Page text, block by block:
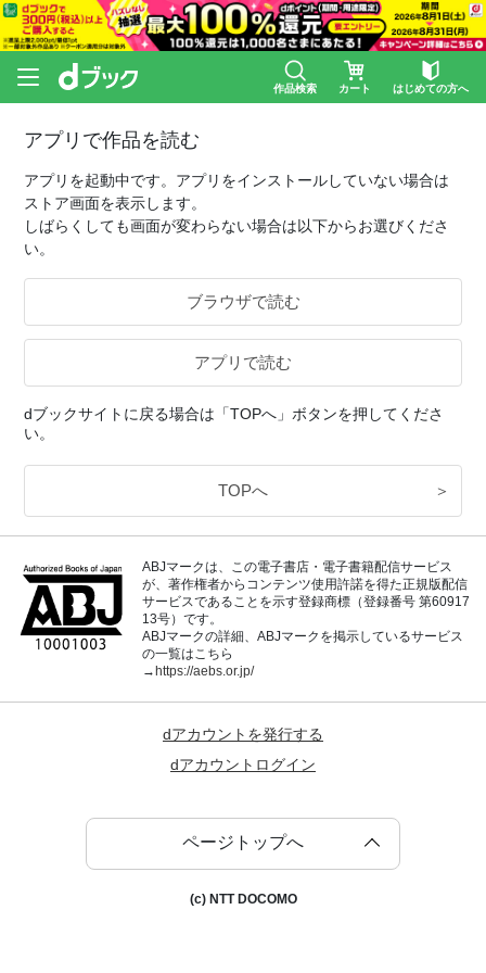
作品検索 カート はじめての方へ
アプリで作品を読む
アプリを起動中です。アプリをインストールしていない場合は
ストア画面を表示します。
しばらくしても画面が変わらない場合は以下からお選びくださ
い。
ブラウザで読む
アプリで読む
dブックサイトに戻る場合は「TOPへ」ボタンを押してくださ
い。
TOPへ ＞
ABJマークは、この電子書店・電子書籍配信サービス
が、著作権者からコンテンツ使用許諾を得た正規版配信
サービスであることを示す登録商標（登録番号 第60917
13号）です。
ABJマークの詳細、ABJマークを掲示しているサービス
の一覧はこちら
→https://aebs.or.jp/
dアカウントを発行する
dアカウントログイン
ページトップへ
(c) NTT DOCOMO